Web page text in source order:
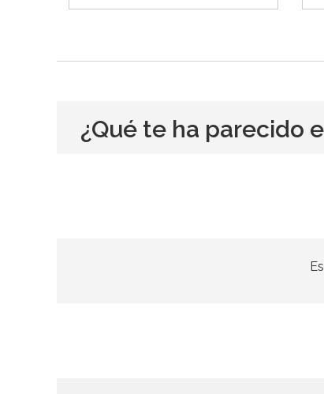
¿Qué te ha parecido